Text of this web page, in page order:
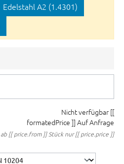
Edelstahl A2 (1.4301)
Nicht verfügbar [[
formatedPrice ]] Auf Anfrage
ab [[ price.from ]] Stück nur [[ price.price ]]